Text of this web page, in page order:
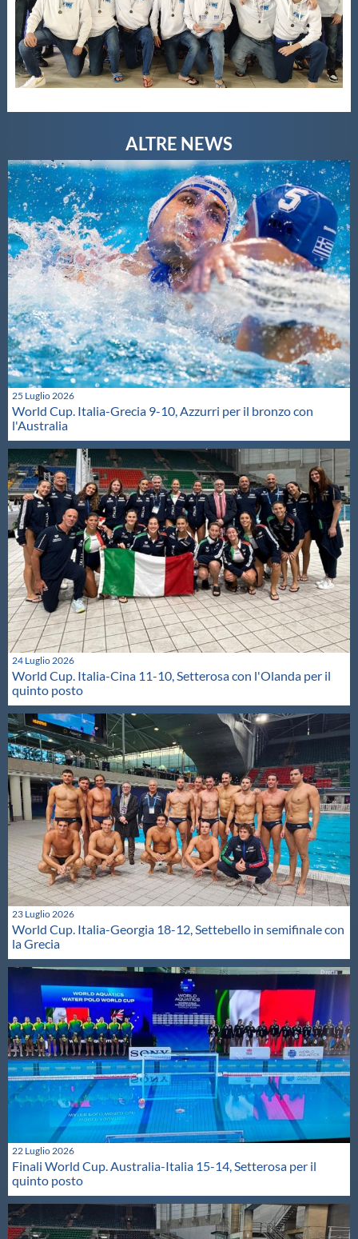
25 Luglio 2026
World Cup. Italia-Grecia 9-10, Azzurri per il bronzo con
l'Australia
24 Luglio 2026
World Cup. Italia-Cina 11-10, Setterosa con l'Olanda per il
quinto posto
23 Luglio 2026
World Cup. Italia-Georgia 18-12, Settebello in semifinale con
la Grecia
22 Luglio 2026
Finali World Cup. Australia-Italia 15-14, Setterosa per il
quinto posto